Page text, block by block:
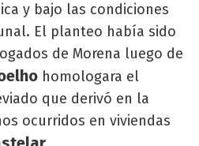
y bajo las condiciones
El planteo había sido
de Morena luego de
homologara el
que derivó en la
ocurridos en viviendas